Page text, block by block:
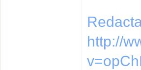
http://